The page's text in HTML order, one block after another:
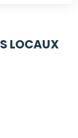
LOCAUX